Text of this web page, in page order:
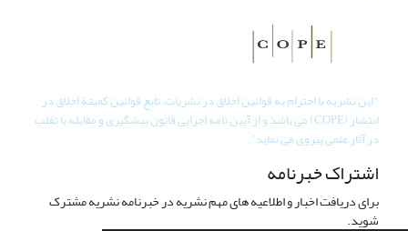
"این نشریه با احترام به قوانین اخلاق در نشریات، تابع قوانین کمیتۀ اخلاق در
انتشار (COPE) می باشد و از آیین نامه اجرایی قانون پیشگیری و مقابله با تقلب
در آثار علمی پیروی می نماید".
اشتراک خبرنامه
برای دریافت اخبار و اطلاعیه های مهم نشریه در خبرنامه نشریه مشترک
شوید.